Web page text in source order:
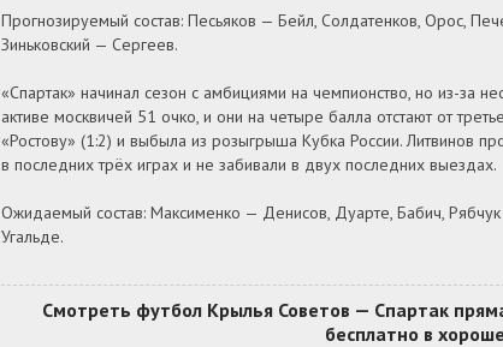
Прогнозируемый состав: Песьяков — Бейл, Солдатенков, Орос,
Зиньковский — Сергеев.
«Спартак» начинал сезон с амбициями на чемпионство, но из-за
активе москвичей 51 очко, и они на четыре балла отстают от
«Ростову» (1:2) и выбыла из розыгрыша Кубка России. Литвинов
в последних трёх играх и не забивали в двух последних выездах.
Ожидаемый состав: Максименко — Денисов, Дуарте, Бабич,
Угальде.
Смотреть футбол Крылья Советов — Спартак
бесплатно в